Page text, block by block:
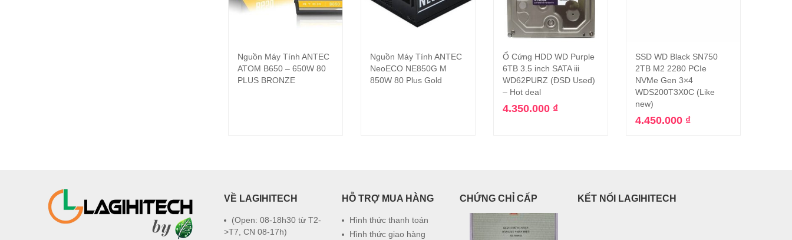
Đọc tiếp
Nguồn Máy Tính ANTEC
ATOM B650 – 650W 80
PLUS BRONZE
Đọc tiếp
Nguồn Máy Tính ANTEC
NeoECO NE850G M
850W 80 Plus Gold
Thêm vào giỏ hàng
Ổ Cứng HDD WD Purple
6TB 3.5 inch SATA iii
WD62PURZ (ĐSD Used)
– Hot deal
4.350.000 ₫
Thêm vào giỏ hàng
SSD WD Black SN750
2TB M2 2280 PCIe
NVMe Gen 3×4
WDS200T3X0C (Like
new)
4.450.000 ₫
VỀ LAGIHITECH
(Open: 08-18h30 từ T2-
>T7, CN 08-17h)
HỖ TRỢ MUA HÀNG
Hình thức thanh toán
Hình thức giao hàng
CHỨNG CHỈ CẤP KẾT NỐI LAGIHITECH